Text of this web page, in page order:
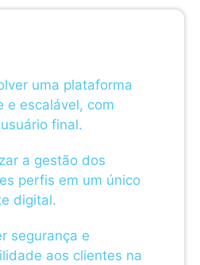
uma plataforma
e escalável, com
final.
a gestão dos
perfis em um único
digital.
segurança e
aos clientes na